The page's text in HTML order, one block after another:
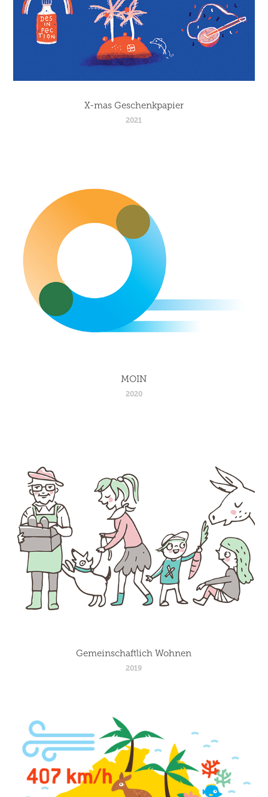
X-mas Geschenkpapier
2021
MOIN
2020
Gemeinschaftlich Wohnen
2019